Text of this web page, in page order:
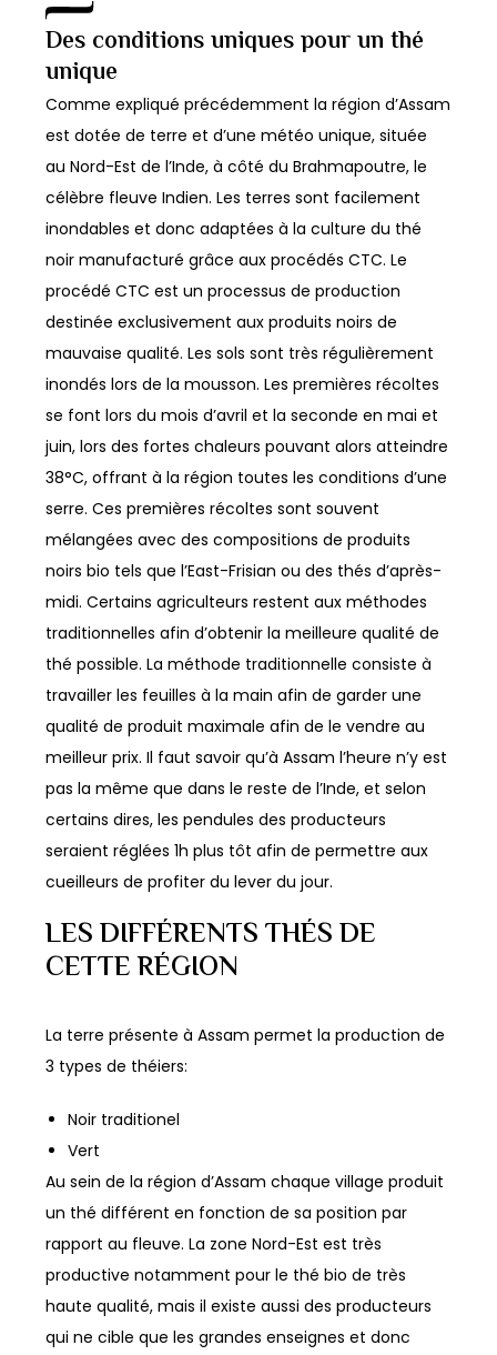
Des conditions uniques pour un thé
unique
Comme expliqué précédemment la région d’Assam
est dotée de terre et d’une météo unique, située
au Nord-Est de l’Inde, à côté du Brahmapoutre, le
célèbre fleuve Indien. Les terres sont facilement
inondables et donc adaptées à la culture du thé
noir manufacturé grâce aux procédés CTC. Le
procédé CTC est un processus de production
destinée exclusivement aux produits noirs de
mauvaise qualité. Les sols sont très régulièrement
inondés lors de la mousson. Les premières récoltes
se font lors du mois d’avril et la seconde en mai et
juin, lors des fortes chaleurs pouvant alors atteindre
38°C, offrant à la région toutes les conditions d’une
serre. Ces premières récoltes sont souvent
mélangées avec des compositions de produits
noirs bio tels que l’East-Frisian ou des thés d’après-
midi. Certains agriculteurs restent aux méthodes
traditionnelles afin d’obtenir la meilleure qualité de
thé possible. La méthode traditionnelle consiste à
travailler les feuilles à la main afin de garder une
qualité de produit maximale afin de le vendre au
meilleur prix. Il faut savoir qu’à Assam l’heure n’y est
pas la même que dans le reste de l’Inde, et selon
certains dires, les pendules des producteurs
seraient réglées 1h plus tôt afin de permettre aux
cueilleurs de profiter du lever du jour.
LES DIFFÉRENTS THÉS DE
CETTE RÉGION
La terre présente à Assam permet la production de
3 types de théiers:
Noir traditionel
Vert
Au sein de la région d’Assam chaque village produit
un thé différent en fonction de sa position par
rapport au fleuve. La zone Nord-Est est très
productive notamment pour le thé bio de très
haute qualité, mais il existe aussi des producteurs
qui ne cible que les grandes enseignes et donc